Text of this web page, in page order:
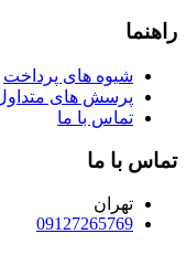
راهنما
شیوه های پرداخت
پرسش های
تماس با ما
تماس با ما
تهران
09127265769